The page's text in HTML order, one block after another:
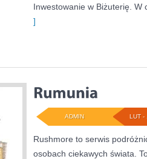
Inwestowanie w Biżuterię. W
]
LUT -
ADMIN
Rushmore to serwis
osobach ciekawych świata.